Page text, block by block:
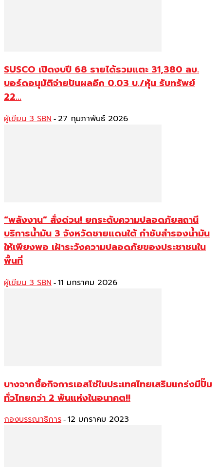
SUSCO เปิดงบปี 68 รายได้รวมแตะ 31,380 ลบ.
บอร์ดอนุมัติจ่ายปันผลอีก 0.03 บ./หุ้น รับทรัพย์
22...
ผู้เขียน 3 SBN - 27 กุมภาพันธ์ 2026
“พลังงาน” สั่งด่วน! ยกระดับความปลอดภัยสถานี
บริการน้ำมัน 3 จังหวัดชายแดนใต้ กำชับสำรองน้ำมัน
ให้เพียงพอ เฝ้าระวังความปลอดภัยของประชาชนใน
พื้นที่
ผู้เขียน 3 SBN - 11 มกราคม 2026
บางจากซื้อกิจการเอสโซ่ในประเทศไทยเสริมแกร่งมีปั๊ม
ทั่วไทยกว่า 2 พันแห่งในอนาคต!!
กองบรรณาธิการ - 12 มกราคม 2023